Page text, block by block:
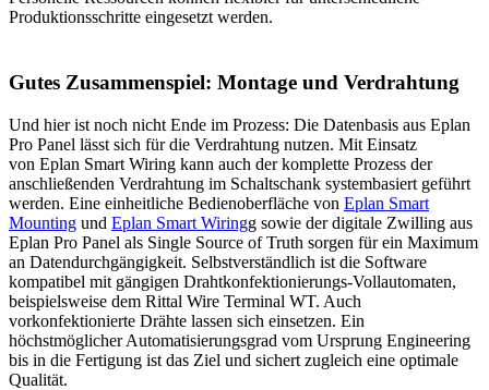
Produktionsschritte eingesetzt werden.
Gutes Zusammenspiel: Montage und Verdrahtung
Und hier ist noch nicht Ende im Prozess: Die Datenbasis aus Eplan
Pro Panel lässt sich für die Verdrahtung nutzen. Mit Einsatz
von Eplan Smart Wiring kann auch der komplette Prozess der
anschließenden Verdrahtung im Schaltschank systembasiert geführt
werden. Eine einheitliche Bedienoberfläche von Eplan Smart
Mounting und Eplan Smart Wiringg sowie der digitale Zwilling aus
Eplan Pro Panel als Single Source of Truth sorgen für ein Maximum
an Datendurchgängigkeit. Selbstverständlich ist die Software
kompatibel mit gängigen Drahtkonfektionierungs-Vollautomaten,
beispielsweise dem Rittal Wire Terminal WT. Auch
vorkonfektionierte Drähte lassen sich einsetzen. Ein
höchstmöglicher Automatisierungsgrad vom Ursprung Engineering
bis in die Fertigung ist das Ziel und sichert zugleich eine optimale
Qualität.